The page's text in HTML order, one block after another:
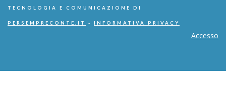
TECNOLOGIA E COMUNICAZIONE DI
PERSEMPRECONTE.IT - INFORMATIVA PRIVACY
Accesso